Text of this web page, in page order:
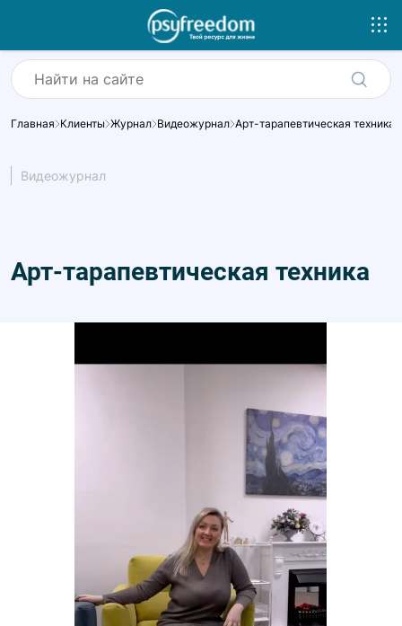
Главная Клиенты Журнал Видеожурнал Арт-тарапевтическая техника
Видеожурнал
Арт-тарапевтическая техника